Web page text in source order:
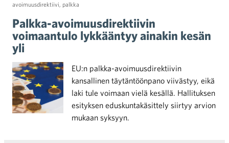
avoimuusdirektiivi, palkka
Palkka-avoimuusdirektiivin
voimaantulo lykkääntyy ainakin kesän
yli
EU:n palkka-avoimuusdirektiivin
kansallinen täytäntöönpano viivästyy, eikä
laki tule voimaan vielä kesällä. Hallituksen
esityksen eduskuntakäsittely siirtyy arvion
mukaan syksyyn.